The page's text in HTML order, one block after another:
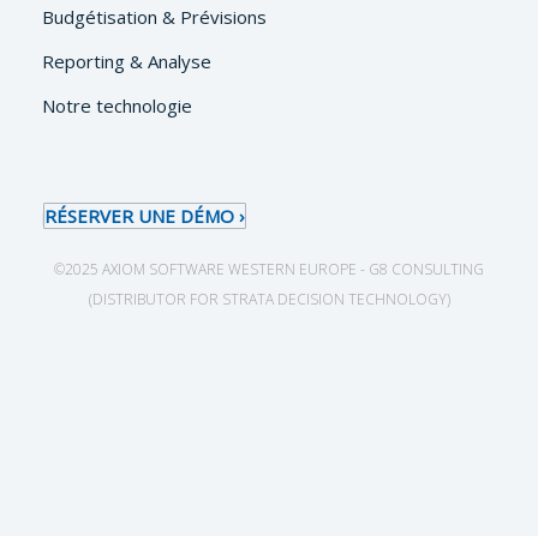
Budgétisation & Prévisions
Reporting & Analyse
Notre technologie
RÉSERVER UNE DÉMO
©2025 AXIOM SOFTWARE WESTERN EUROPE - G8 CONSULTING
(DISTRIBUTOR FOR STRATA DECISION TECHNOLOGY)